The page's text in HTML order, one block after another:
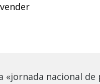
«jornada nacional